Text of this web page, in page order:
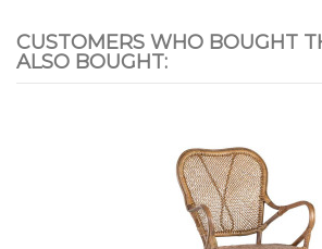
CUSTOMERS WHO BOUGHT
ALSO BOUGHT: